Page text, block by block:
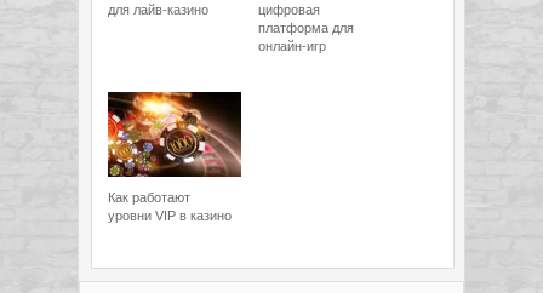
для лайв-казино
цифровая
платформа для
онлайн-игр
Как работают
уровни VIP в казино